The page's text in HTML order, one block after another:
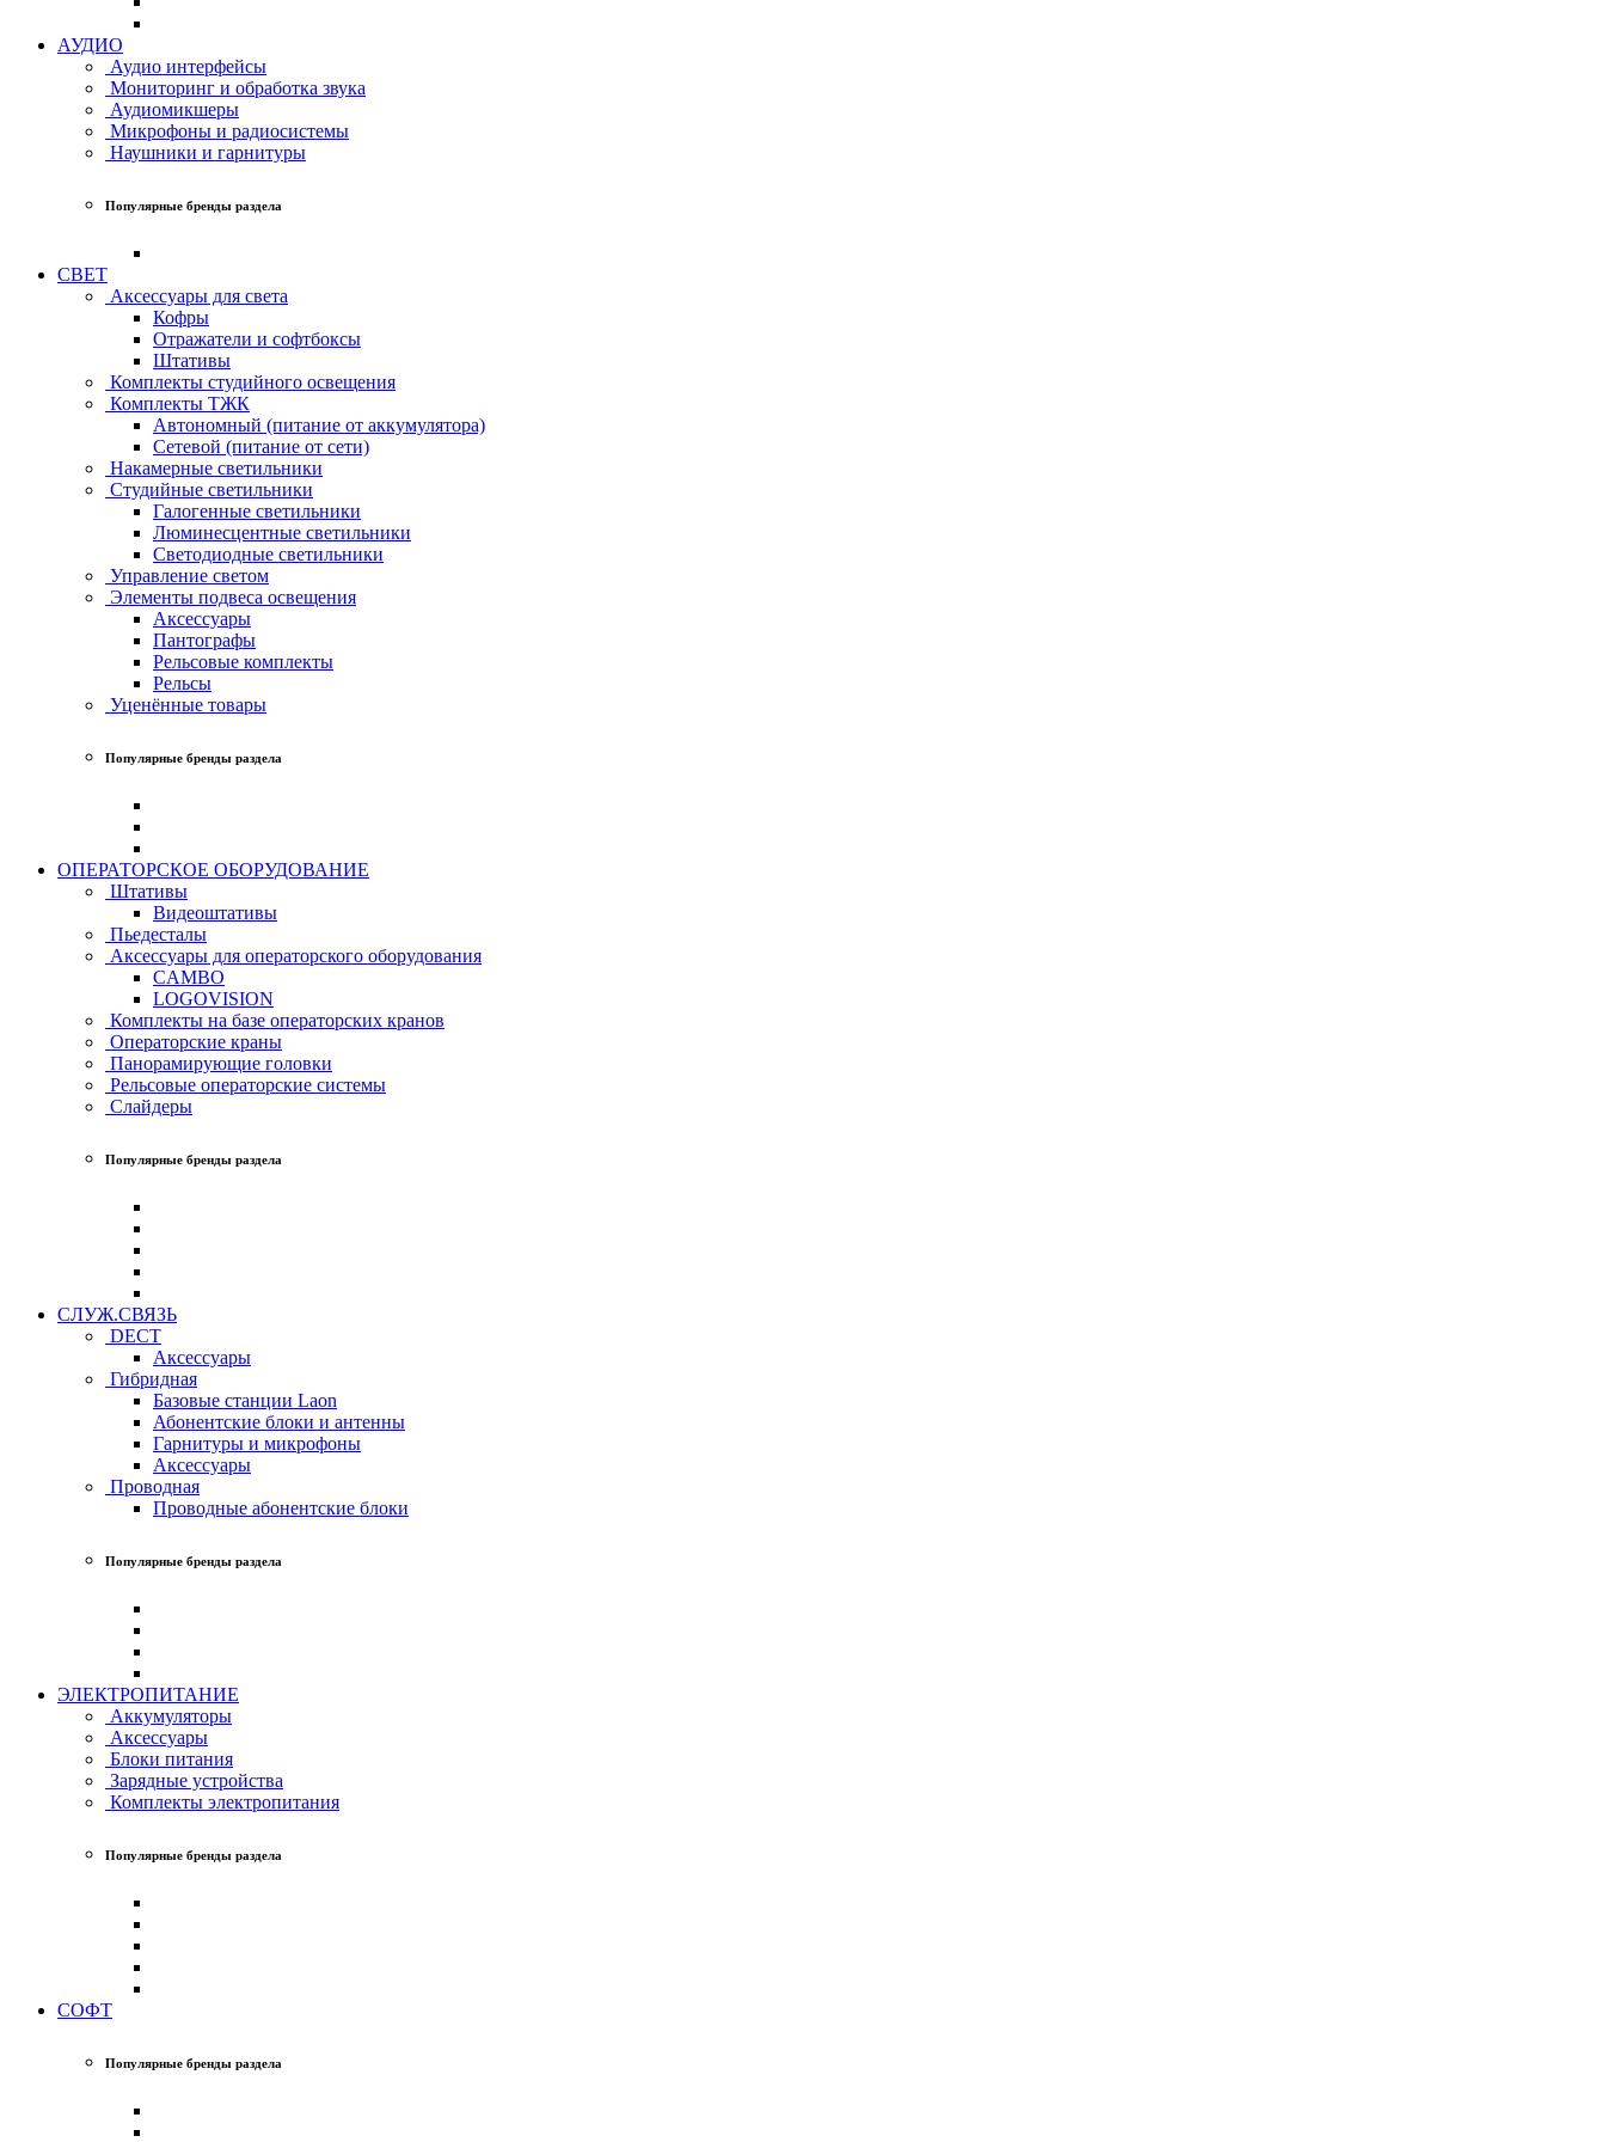
АУДИО
Аудио интерфейсы
Мониторинг и обработка звука
Аудиомикшеры
Микрофоны и радиосистемы
Наушники и гарнитуры
Популярные бренды раздела
СВЕТ
Аксессуары для света
Кофры
Отражатели и софтбоксы
Штативы
Комплекты студийного освещения
Комплекты ТЖК
Автономный (питание от аккумулятора)
Сетевой (питание от сети)
Накамерные светильники
Студийные светильники
Галогенные светильники
Люминесцентные светильники
Светодиодные светильники
Управление светом
Элементы подвеса освещения
Аксессуары
Пантографы
Рельсовые комплекты
Рельсы
Уценённые товары
Популярные бренды раздела
ОПЕРАТОРСКОЕ ОБОРУДОВАНИЕ
Штативы
Видеоштативы
Пьедесталы
Аксессуары для операторского оборудования
CAMBO
LOGOVISION
Комплекты на базе операторских кранов
Операторские краны
Панорамирующие головки
Рельсовые операторские системы
Слайдеры
Популярные бренды раздела
СЛУЖ.СВЯЗЬ
DECT
Аксессуары
Гибридная
Базовые станции Laon
Абонентские блоки и антенны
Гарнитуры и микрофоны
Аксессуары
Проводная
Проводные абонентские блоки
Популярные бренды раздела
ЭЛЕКТРОПИТАНИЕ
Аккумуляторы
Аксессуары
Блоки питания
Зарядные устройства
Комплекты электропитания
Популярные бренды раздела
СОФТ
Популярные бренды раздела